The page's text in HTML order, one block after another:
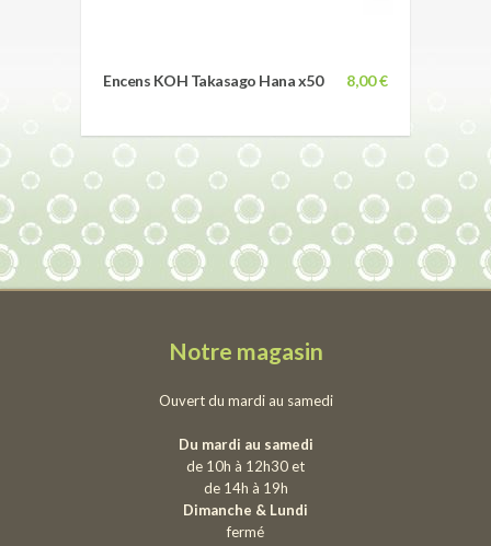
8,00 €
Encens KOH Takasago Hana x50
Notre magasin
Ouvert du mardi au samedi
Du mardi au samedi
de 10h à 12h30 et
de 14h à 19h
Dimanche & Lundi
fermé